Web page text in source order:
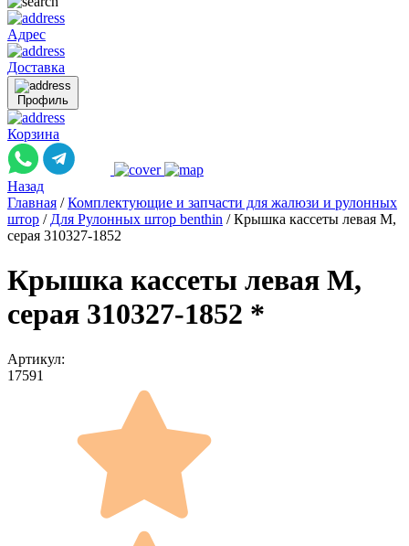
Адрес
Доставка
Профиль
Корзина
Назад
Главная / Комплектующие и запчасти для жалюзи и рулонных
штор / Для Рулонных штор benthin / Крышка кассеты левая M,
серая 310327-1852
Крышка кассеты левая M,
серая 310327-1852 *
Артикул:
17591